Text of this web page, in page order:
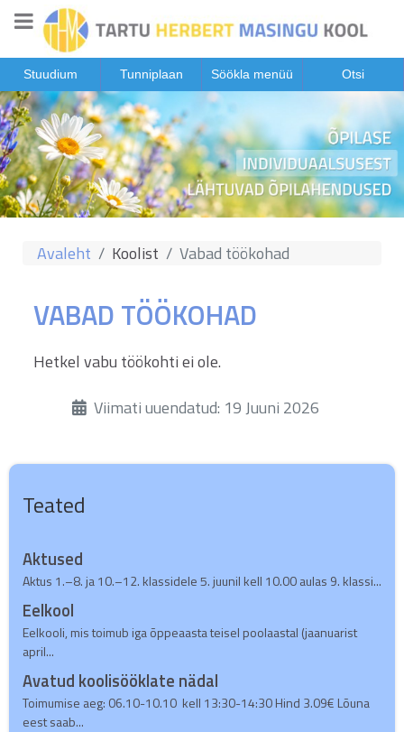
Stuudium Tunniplaan Söökla menüü Otsi
Avaleht Koolist Vabad töökohad
VABAD TÖÖKOHAD
Hetkel vabu töökohti ei ole.
ÜksikasjadViimati uuendatud: 19 Juuni 2026
Teated
Aktused
Aktus 1.–8. ja 10.–12. klassidele 5. juunil kell 10.00 aulas 9. klassi...
Eelkool
Eelkooli, mis toimub iga õppeaasta teisel poolaastal (jaanuarist
april...
Avatud koolisööklate nädal
Toimumise aeg: 06.10-10.10 kell 13:30-14:30 Hind 3.09€ Lõuna
eest saab...